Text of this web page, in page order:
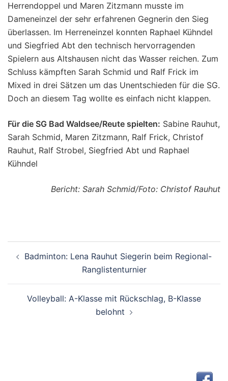
Herrendoppel und Maren Zitzmann musste im
Dameneinzel der sehr erfahrenen Gegnerin den Sieg
überlassen. Im Herreneinzel konnten Raphael Kühndel
und Siegfried Abt den technisch hervorragenden
Spielern aus Altshausen nicht das Wasser reichen. Zum
Schluss kämpften Sarah Schmid und Ralf Frick im
Mixed in drei Sätzen um das Unentschieden für die SG.
Doch an diesem Tag wollte es einfach nicht klappen.
Für die SG Bad Waldsee/Reute spielten: Sabine Rauhut,
Sarah Schmid, Maren Zitzmann, Ralf Frick, Christof
Rauhut, Ralf Strobel, Siegfried Abt und Raphael
Kühndel
Bericht: Sarah Schmid/Foto: Christof Rauhut
Badminton: Lena Rauhut Siegerin beim Regional-
Ranglistenturnier
Volleyball: A-Klasse mit Rückschlag, B-Klasse
belohnt